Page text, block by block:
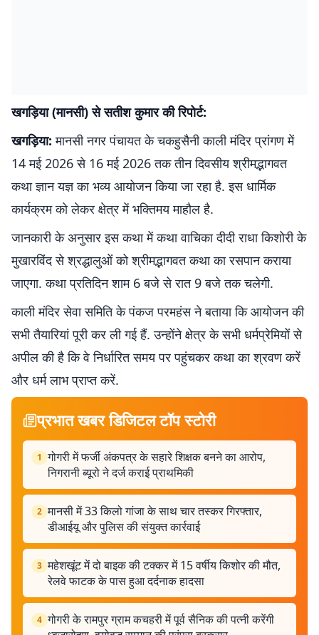
खगड़िया (मानसी) से सतीश कुमार की रिपोर्ट:
खगड़िया: मानसी नगर पंचायत के चकहुसैनी काली मंदिर प्रांगण में
14 मई 2026 से 16 मई 2026 तक तीन दिवसीय श्रीमद्भागवत
कथा ज्ञान यज्ञ का भव्य आयोजन किया जा रहा है. इस धार्मिक
कार्यक्रम को लेकर क्षेत्र में भक्तिमय माहौल है.
जानकारी के अनुसार इस कथा में कथा वाचिका दीदी राधा किशोरी के
मुखारविंद से श्रद्धालुओं को श्रीमद्भागवत कथा का रसपान कराया
जाएगा. कथा प्रतिदिन शाम 6 बजे से रात 9 बजे तक चलेगी.
काली मंदिर सेवा समिति के पंकज परमहंस ने बताया कि आयोजन की
सभी तैयारियां पूरी कर ली गई हैं. उन्होंने क्षेत्र के सभी धर्मप्रेमियों से
अपील की है कि वे निर्धारित समय पर पहुंचकर कथा का श्रवण करें
और धर्म लाभ प्राप्त करें.
प्रभात खबर डिजिटल टॉप स्टोरी
1 गोगरी में फर्जी अंकपत्र के सहारे शिक्षक बनने का आरोप,
निगरानी ब्यूरो ने दर्ज कराई प्राथमिकी
2 मानसी में 33 किलो गांजा के साथ चार तस्कर गिरफ्तार,
डीआईयू और पुलिस की संयुक्त कार्रवाई
3 महेशखूंट में दो बाइक की टक्कर में 15 वर्षीय किशोर की मौत,
रेलवे फाटक के पास हुआ दर्दनाक हादसा
4 गोगरी के रामपुर ग्राम कचहरी में पूर्व सैनिक की पत्नी करेंगी